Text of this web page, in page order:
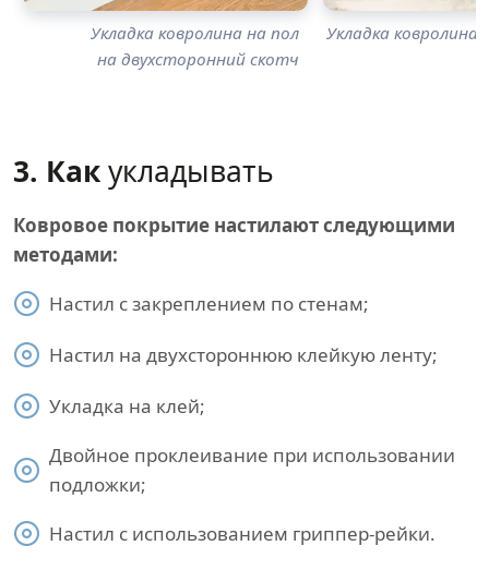
Укладка ковролина на пол
на двухсторонний скотч
Укладка ковролина
3. Какукладывать
Ковровое покрытие настилают следующими
методами:
Настил с закреплением по стенам;
Настил на двухстороннюю клейкую ленту;
Укладка на клей;
Двойное проклеивание при использовании
подложки;
Настил с использованием гриппер-рейки.